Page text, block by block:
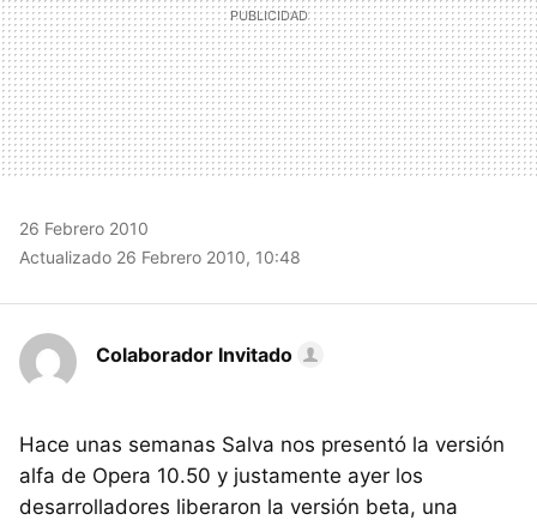
26 Febrero 2010
Actualizado 26 Febrero 2010, 10:48
Colaborador Invitado
Hace unas semanas Salva nos presentó la versión
alfa de Opera 10.50 y justamente ayer los
desarrolladores liberaron la versión beta, una